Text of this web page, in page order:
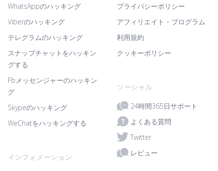
WhatsAppのハッキング
Viberのハッキング
テレグラムのハッキング
スナップチャットをハッキン
グする
Fbメッセンジャーのハッキン
グ
Skypeのハッキング
WeChatをハッキングする
インフォメーション
プライバシーポリシー
アフィリエイト・プログラム
利用規約
クッキーポリシー
ソーシャル
24時間365日サポート
よくある質問
Twitter
レビュー